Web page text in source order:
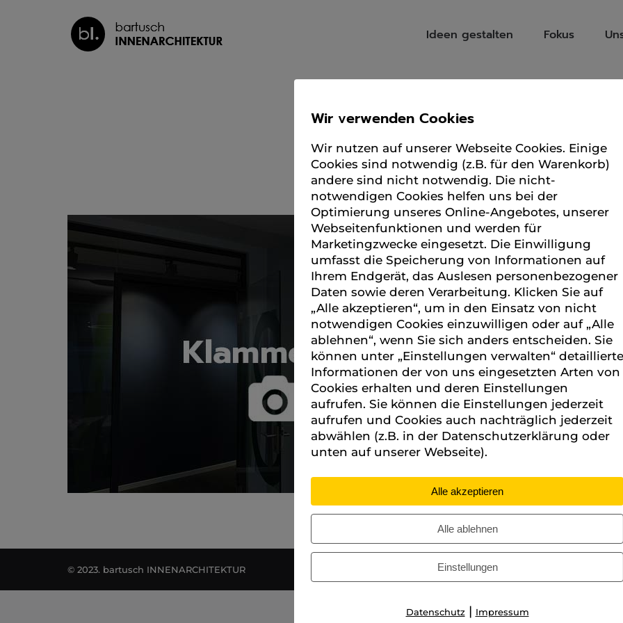
Ideen gestalten Fokus
Sie befinden sich hier:
Start klammerhai
© 2023. bartusch INNENARCHITEKTUR
Wir verwenden Cookies
Wir nutzen auf unserer Webseite Cookies. Einige
Cookies sind notwendig (z.B. für den Warenkorb)
andere sind nicht notwendig. Die nicht-
notwendigen Cookies helfen uns bei der
Optimierung unseres Online-Angebotes, unserer
Webseitenfunktionen und werden für
Marketingzwecke eingesetzt. Die Einwilligung
umfasst die Speicherung von Informationen auf
Ihrem Endgerät, das Auslesen personenbezogener
Daten sowie deren Verarbeitung. Klicken Sie auf
„Alle akzeptieren“, um in den Einsatz von nicht
notwendigen Cookies einzuwilligen oder auf „Alle
ablehnen“, wenn Sie sich anders entscheiden. Sie
können unter „Einstellungen verwalten“ detaillierte
Informationen der von uns eingesetzten Arten von
Cookies erhalten und deren Einstellungen
aufrufen. Sie können die Einstellungen jederzeit
aufrufen und Cookies auch nachträglich jederzeit
abwählen (z.B. in der Datenschutzerklärung oder
unten auf unserer Webseite).
Alle akzeptieren
Alle ablehnen
Einstellungen
Datenschutz| Impressum